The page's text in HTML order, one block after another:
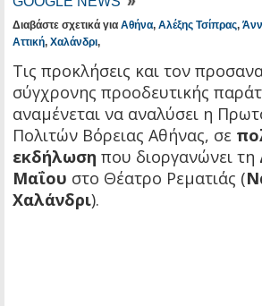
Διαβάστε σχετικά για Αθήνα, Αλέξης Τσίπρας,
Αττική, Χαλάνδρι,
Τις προκλήσεις και τον
σύγχρονης προοδευτικής
αναμένεται να αναλύσει η
Πολιτών Βόρειας Αθήνας, σε
εκδήλωση που διοργανώνει τη
Μαΐου στο Θέατρο Ρεματιάς (
Χαλάνδρι).